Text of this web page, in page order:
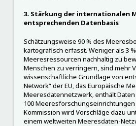
3. Stärkung der internationalen
entsprechenden Datenbasis
Schätzungsweise 90 % des
kartografisch erfasst. Weniger als 3
Meeresressourcen nachhaltig zu
Menschen zu verringern, sind mehr
wissenschaftliche Grundlage von
Network“ der EU, das Europäische
Meeresdatennetzwerk, enthält
100
Kommission wird Vorschläge dazu
einem weltweiten Meeresdaten-